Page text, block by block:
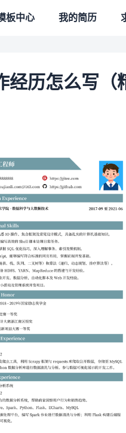
板中心 我的简历
经历怎么写（